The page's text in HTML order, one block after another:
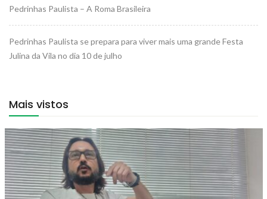
Pedrinhas Paulista – A Roma Brasileira
Pedrinhas Paulista se prepara para viver mais uma grande Festa
Julina da Vila no dia 10 de julho
Mais vistos